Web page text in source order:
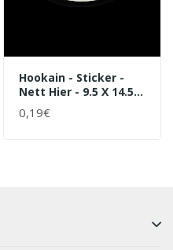
Hookain - Sticker -
Nett Hier - 9.5 X 14.5
0,19€